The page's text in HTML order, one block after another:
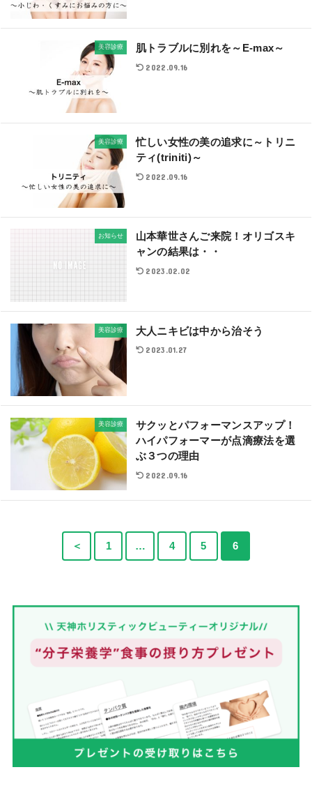
美容診療 肌トラブルに別れを～E-max～
2022.09.16
美容診療
忙しい女性の美の追求に～トリニ
ティ(triniti)～
2022.09.16
お知らせ
山本華世さんご来院！オリゴスキ
ャンの結果は・・
2023.02.02
美容診療 大人ニキビは中から治そう
2023.01.27
美容診療
サクッとパフォーマンスアップ！
ハイパフォーマーが点滴療法を選
ぶ３つの理由
2022.09.16
＜ 1 … 4 5 6